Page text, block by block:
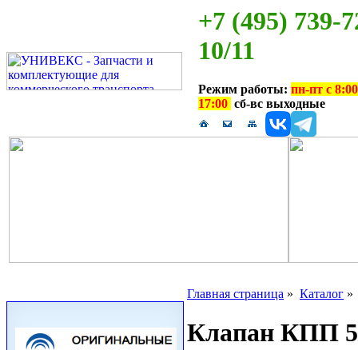
+7 (495) 739-
10/11
Режим работы: пн-пт с
17:00 сб-вс выходные
Главная страница » Каталог
Клапан КПП